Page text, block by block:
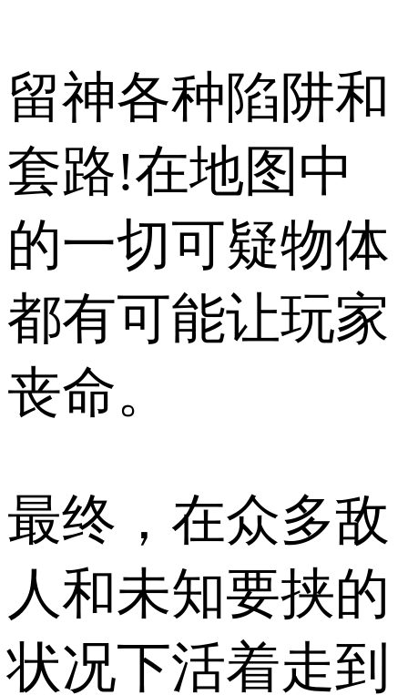
留神各种陷阱和
套路!在地图中
的一切可疑物体
都有可能让玩家
丧命。
最终，在众多敌
人和未知要挟的
状况下活着走到